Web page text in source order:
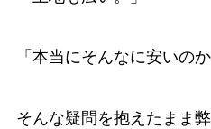
「本当にそんなに安いのか
そんな疑問を抱えたまま